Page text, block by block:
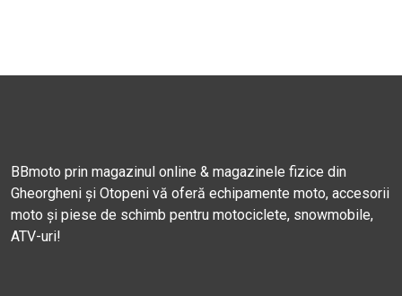
BBmoto prin magazinul online & magazinele fizice din
Gheorgheni și Otopeni vă oferă echipamente moto, accesorii
moto și piese de schimb pentru motociclete, snowmobile,
ATV-uri!